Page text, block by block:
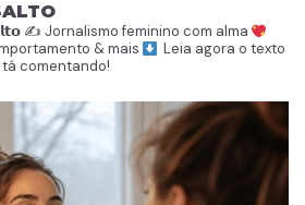
✍️ Jornalismo feminino com alma
& mais
Leia agora o texto
comentando!